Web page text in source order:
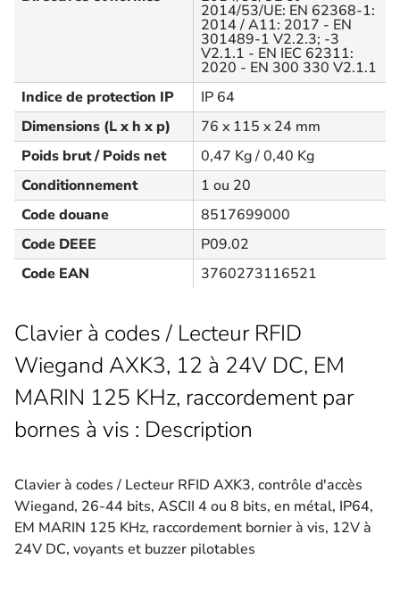
2014/53/UE: EN 62368-1:
2014 / A11: 2017 - EN
301489-1 V2.2.3; -3
V2.1.1 - EN IEC 62311:
2020 - EN 300 330 V2.1.1
Indice de protection IP
IP 64
Dimensions (L x h x p)
76 x 115 x 24 mm
Poids brut / Poids net
0,47 Kg / 0,40 Kg
Conditionnement
1 ou 20
Code douane
8517699000
Code DEEE
P09.02
Code EAN
3760273116521
Clavier à codes / Lecteur RFID
Wiegand AXK3, 12 à 24V DC, EM
MARIN 125 KHz, raccordement par
bornes à vis : Description
Clavier à codes / Lecteur RFID AXK3, contrôle d'accès
Wiegand, 26-44 bits, ASCII 4 ou 8 bits, en métal, IP64,
EM MARIN 125 KHz, raccordement bornier à vis, 12V à
24V DC, voyants et buzzer pilotables